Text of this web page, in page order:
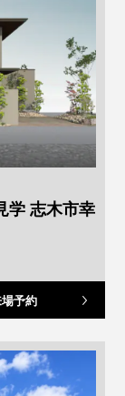
学 志木市幸
予約